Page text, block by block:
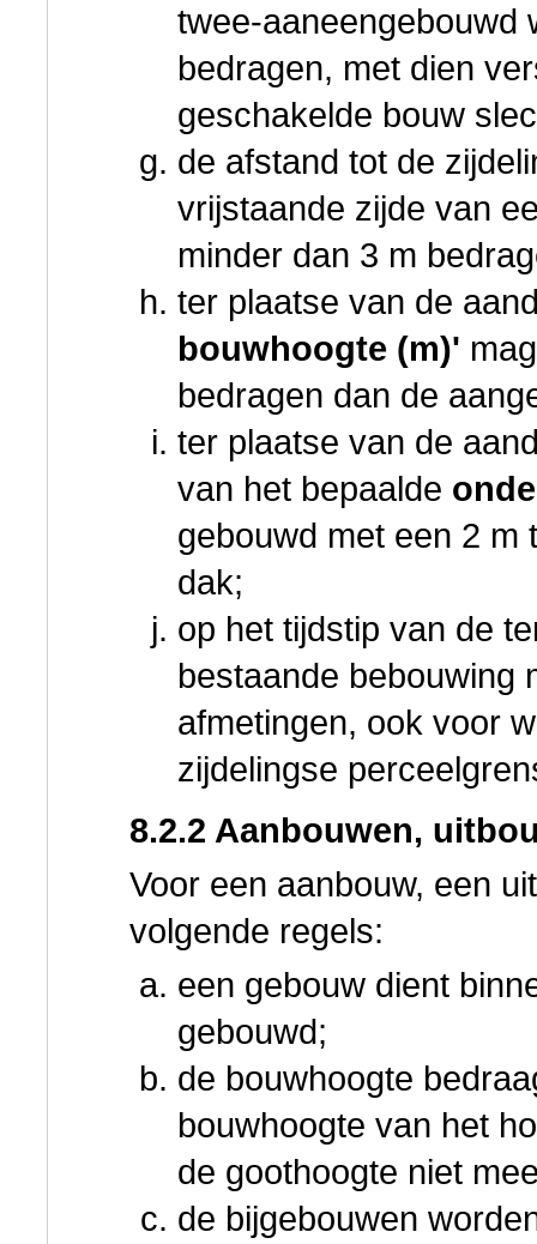
twee-aaneengebouwd
bedragen, met dien
geschakelde bouw
de afstand tot de
vrijstaande zijde van
minder dan 3 m
ter plaatse van de
bouwhoogte (m)'
bedragen dan de
ter plaatse van de
van het bepaalde
gebouwd met een 2 m
dak;
op het tijdstip van de
bestaande bebouwing
afmetingen, ook voor
zijdelingse
8.2.2 Aanbouwen,
Voor een aanbouw, een
volgende regels:
een gebouw dient
gebouwd;
de bouwhoogte
bouwhoogte van het
de goothoogte niet
de bijgebouwen